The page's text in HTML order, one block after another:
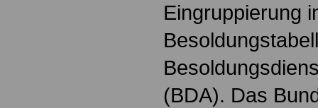
Eingruppierung
(BDA). Das